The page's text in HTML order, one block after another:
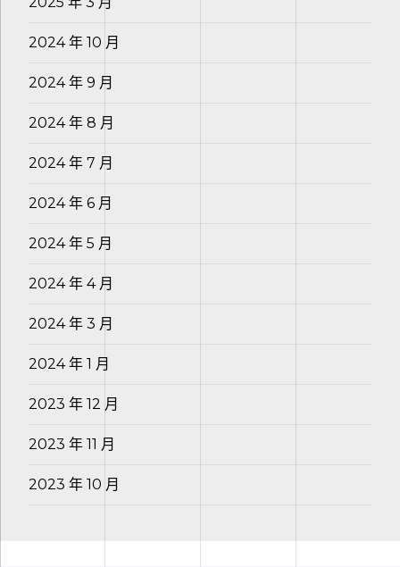
2024 年 10 月
2024 年 9 月
2024 年 8 月
2024 年 7 月
2024 年 6 月
2024 年 5 月
2024 年 4 月
2024 年 3 月
2024 年 1 月
2023 年 12 月
2023 年 11 月
2023 年 10 月